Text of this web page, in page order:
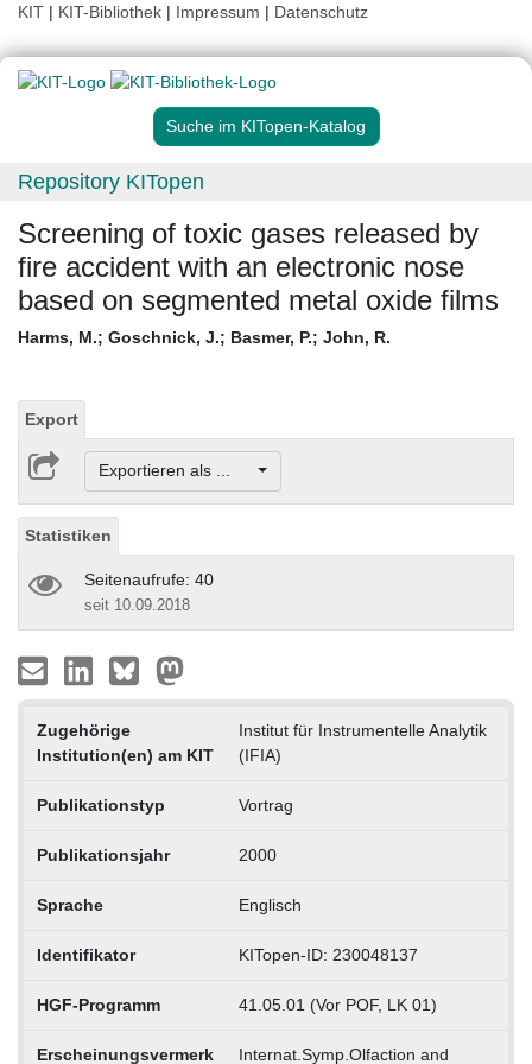
KIT | KIT-Bibliothek | Impressum | Datenschutz
Suche im KITopen-Katalog
Repository KITopen
Screening of toxic gases released by
fire accident with an electronic nose
based on segmented metal oxide films
Harms, M.; Goschnick, J.; Basmer, P.; John, R.
Export
Exportieren als ...
Statistiken
Seitenaufrufe: 40
seit 10.09.2018
Zugehörige
Institution(en) am KIT
Institut für Instrumentelle Analytik
(IFIA)
Publikationstyp Vortrag
Publikationsjahr 2000
Sprache Englisch
Identifikator KITopen-ID: 230048137
HGF-Programm 41.05.01 (Vor POF, LK 01)
Erscheinungsvermerk Internat.Symp.Olfaction and